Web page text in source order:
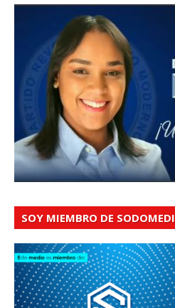
SOY MIEMBRO DE SODOMEDI